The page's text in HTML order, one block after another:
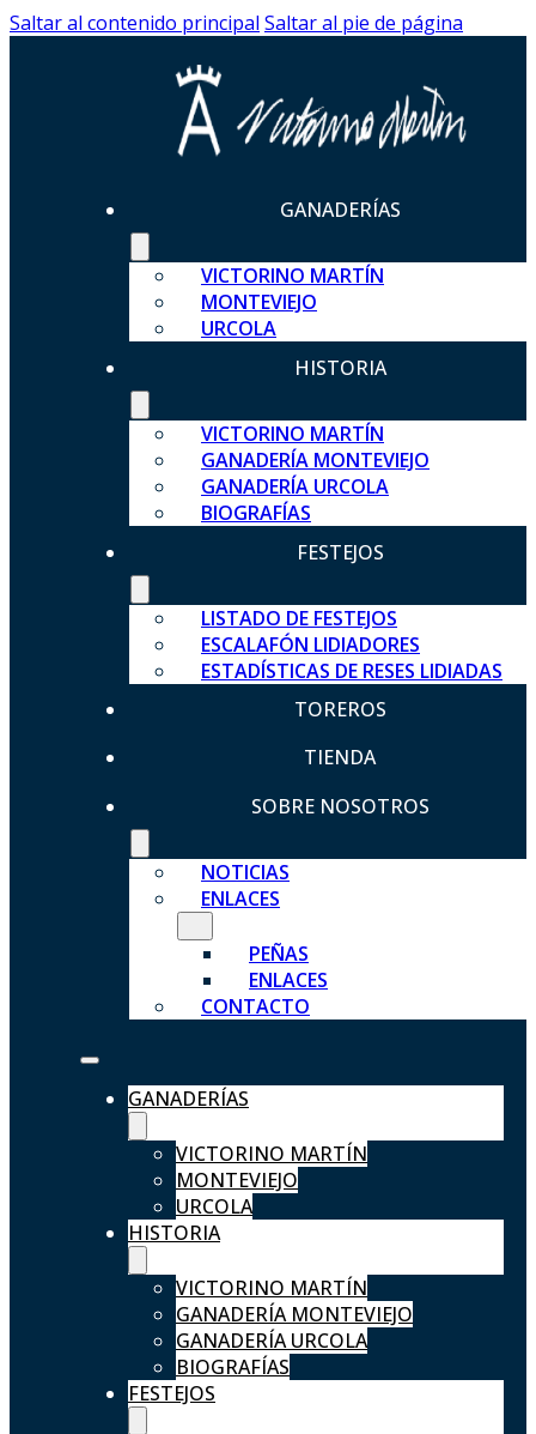
Saltar al contenido principal Saltar al pie de página
GANADERÍAS
VICTORINO MARTÍN
MONTEVIEJO
URCOLA
HISTORIA
VICTORINO MARTÍN
GANADERÍA MONTEVIEJO
GANADERÍA URCOLA
BIOGRAFÍAS
FESTEJOS
LISTADO DE FESTEJOS
ESCALAFÓN LIDIADORES
ESTADÍSTICAS DE RESES LIDIADAS
TOREROS
TIENDA
SOBRE NOSOTROS
NOTICIAS
ENLACES
PEÑAS
ENLACES
CONTACTO
GANADERÍAS
VICTORINO MARTÍN
MONTEVIEJO
URCOLA
HISTORIA
VICTORINO MARTÍN
GANADERÍA MONTEVIEJO
GANADERÍA URCOLA
BIOGRAFÍAS
FESTEJOS